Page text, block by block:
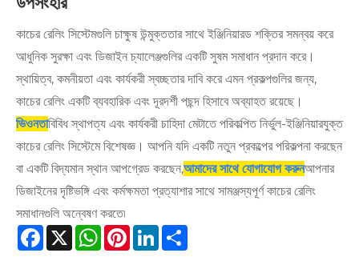
কাচের রেলিং সিস্টেমগুলি চাক্ষুষ উন্মুক্ততার সাথে ইঞ্জিনিয়ারড শক্তির সমন্বয় করে
আধুনিক সুরক্ষা এবং ডিজাইন চ্যালেঞ্জগুলির একটি সুষম সমাধান প্রদান করে।
স্থায়িত্ব, কমনীয়তা এবং কার্যকরী স্বচ্ছতার দাবি করে এমন প্রকল্পগুলির জন্য,
কাচের রেলিং একটি ব্যবহারিক এবং দূরদর্শী পছন্দ হিসাবে অব্যাহত রয়েছে।
ভিওনতাবিবিধ স্থাপত্য এবং কার্যকরী চাহিদা মেটাতে পরিকল্পিত নির্ভুল-ইঞ্জিনিয়ারযুক্ত
কাচের রেলিং সিস্টেমে বিশেষজ্ঞ। আপনি যদি একটি নতুন প্রকল্পের পরিকল্পনা করছেন
বা একটি বিদ্যমান স্থান আপগ্রেড করছেন,আমাদের সাথে যোগাযোগ করুনআপনার
ডিজাইনের দৃষ্টিভঙ্গি এবং কর্মক্ষমতা প্রত্যাশার সাথে সামঞ্জস্যপূর্ণ কাচের রেলিং
সমাধানগুলি অন্বেষণ করতে৷
Facebook
X WhatsApp
Pinterest
LinkedIn